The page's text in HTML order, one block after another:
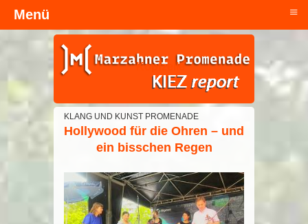
Kopfzeile
KLANG UND KUNST PROMENADE
Hollywood für die Ohren – und
ein bisschen Regen
Menü ≡